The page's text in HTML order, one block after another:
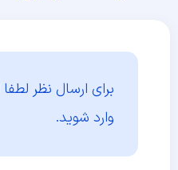
برای ارسال نظر لطفا
وارد شوید.